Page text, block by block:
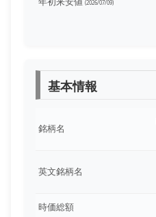
(2026/07/09)
基本情報
銘柄名
英文銘柄名
時価総額